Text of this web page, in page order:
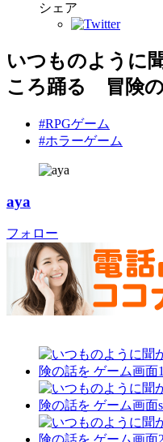
シェア
いつものように
ころ踊る 冒険
#RPGゲーム
#ホラーゲーム
aya
フォロー